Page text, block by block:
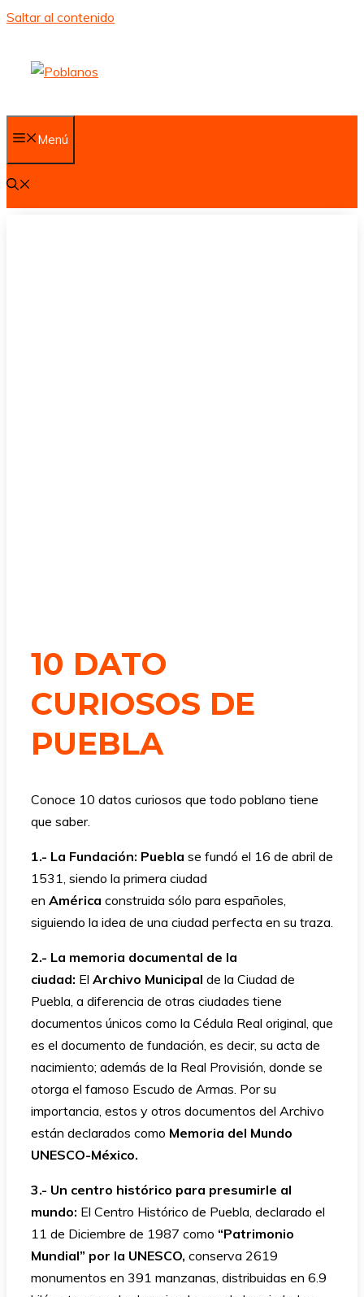
Saltar al contenido
Menú
10 DATO
CURIOSOS DE
PUEBLA
Conoce 10 datos curiosos que todo poblano tiene
que saber.
1.- La Fundación: Puebla se fundó el 16 de abril de
1531, siendo la primera ciudad
en América construida sólo para españoles,
siguiendo la idea de una ciudad perfecta en su traza.
2.- La memoria documental de la
ciudad: El Archivo Municipal de la Ciudad de
Puebla, a diferencia de otras ciudades tiene
documentos únicos como la Cédula Real original, que
es el documento de fundación, es decir, su acta de
nacimiento; además de la Real Provisión, donde se
otorga el famoso Escudo de Armas. Por su
importancia, estos y otros documentos del Archivo
están declarados como Memoria del Mundo
UNESCO-México.
3.- Un centro histórico para presumirle al
mundo: El Centro Histórico de Puebla, declarado el
11 de Diciembre de 1987 como “Patrimonio
Mundial” por la UNESCO, conserva 2619
monumentos en 391 manzanas, distribuidas en 6.9